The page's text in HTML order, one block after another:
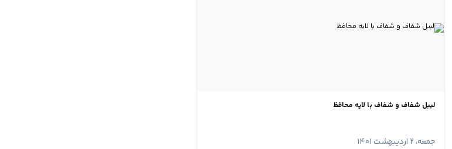
لیبل شفاف و شفاف با لایه محافظ
جمعه، ۲ اردیبهشت ۱۴۰۱